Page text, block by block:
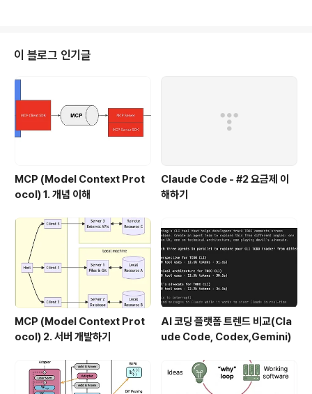
정리한 Devops에 대한 개념들 1 , 2) 예전 직장들에 있을
때 Devops의 개념이 소개되었고 좋은 개념이라는 것은
이해하고 있었지만, 여전히 운영팀은 필요하였고, 그 역할
보면 기존 개발팀/운영팀이 있는데, ..
이 블로그 인기글
MCP (Model Context Prot
ocol) 1. 개념 이해
Claude Code - #2 요금제 이
해하기
MCP (Model Context Prot
ocol) 2. 서버 개발하기
AI 코딩 플랫폼 트렌드 비교(Cla
ude Code, Codex,Gemini)